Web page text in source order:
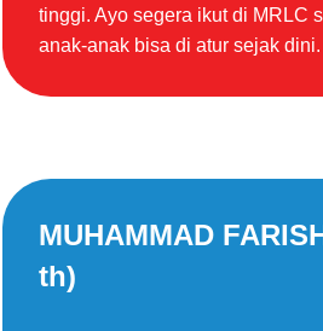
tinggi. Ayo segera ikut di MRLC
anak-anak bisa di atur sejak dini.
MUHAMMAD
th)